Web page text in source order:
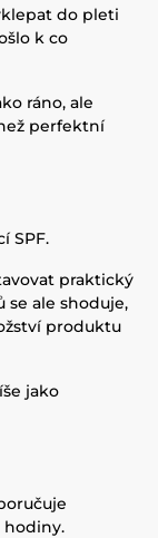
do pleti
k co
ráno, ale
perfektní
SPF.
praktický
ale shoduje,
produktu
jako
hodiny.